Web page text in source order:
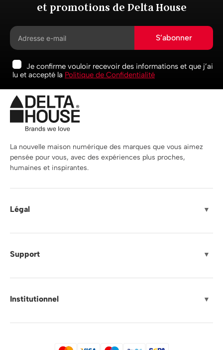
et promotions de Delta House
S’abonner
Je confirme vouloir recevoir des informations et que j’ai
lu et accepté la Politique de Confidentialité
La nouvelle maison numérique des marques que vous aimez
pensée pour vous, avec des expériences plus proches,
humaines et inspirantes.
Légal ▼
Support ▼
Institutionnel ▼